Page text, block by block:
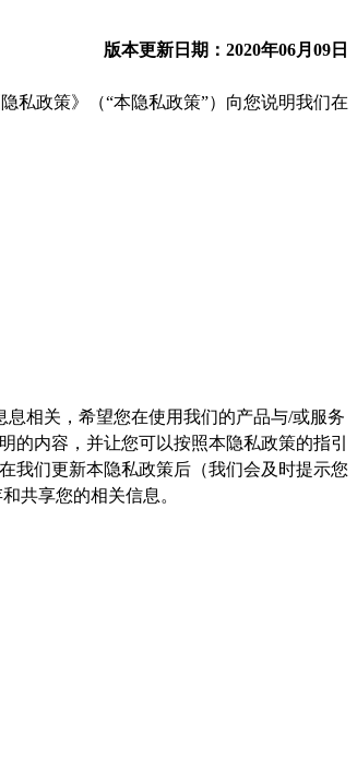
版本更新日期：2020年06月09日
私政策》（“本隐私政策”）向您说明我们在
相关，希望您在使用我们的产品与/或服务
的内容，并让您可以按照本隐私政策的指引
我们更新本隐私政策后（我们会及时提示您
共享您的相关信息。